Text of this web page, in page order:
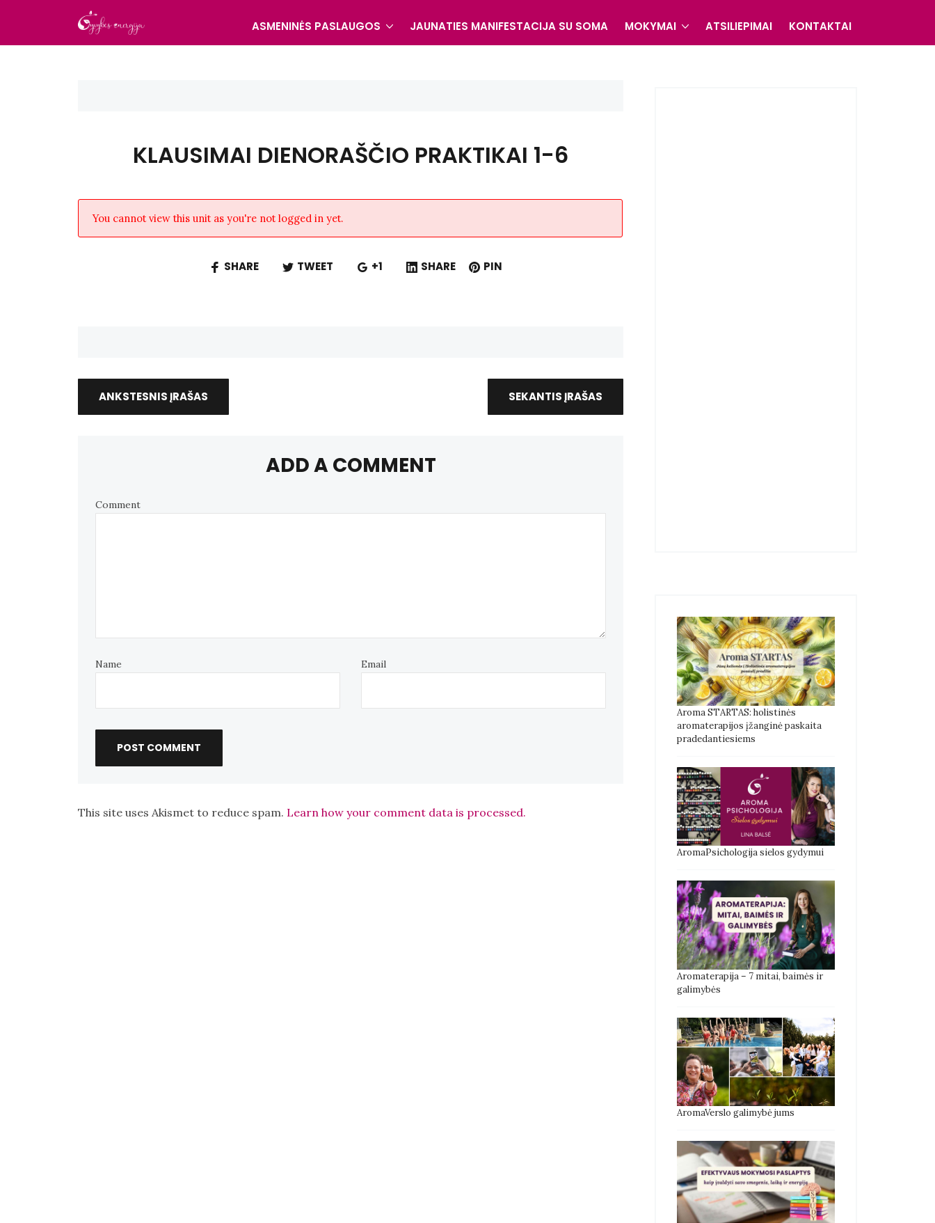
ASMENINĖS PASLAUGOS JAUNATIES MANIFESTACIJA SU SOMA MOKYMAI ATSILIEPIMAI KONTAKTAI
KLAUSIMAI DIENORAŠČIO PRAKTIKAI 1-6
You cannot view this unit as you're not logged in yet.
SHARE TWEET +1 SHARE PIN
ANKSTESNIS ĮRAŠAS SEKANTIS ĮRAŠAS
ADD A COMMENT
Comment
Name Email
This site uses Akismet to reduce spam. Learn how your comment data is processed.
Aroma STARTAS: holistinės
aromaterapijos įžanginė paskaita
pradedantiesiems
AromaPsichologija sielos gydymui
Aromaterapija – 7 mitai, baimės ir
galimybės
AromaVerslo galimybė jums